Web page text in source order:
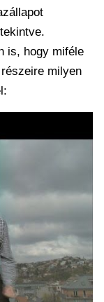
is, hogy miféle
milyen